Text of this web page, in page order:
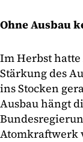
Ohne Ausbau
Im Herbst
Stärkung des
ins Stocken
Ausbau hängt
Atomkraftwerk